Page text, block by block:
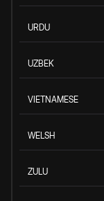
URDU
UZBEK
VIETNAMESE
WELSH
ZULU